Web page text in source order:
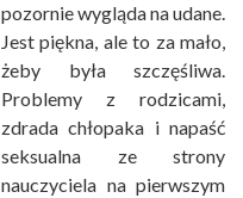
pozornie wygląda na udane.
Jest piękna, ale to za mało,
żeby była szczęśliwa.
Problemy z rodzicami,
zdrada chłopaka i napaść
seksualna ze strony
nauczyciela na pierwszym